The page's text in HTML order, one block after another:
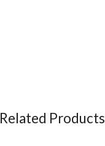
Related Products